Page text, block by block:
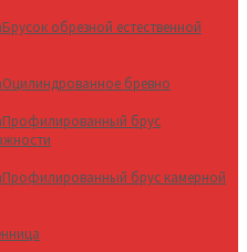
Брусок обрезной естественной
Оцилиндрованное бревно
Профилированный брус
Профилированный брус камерной